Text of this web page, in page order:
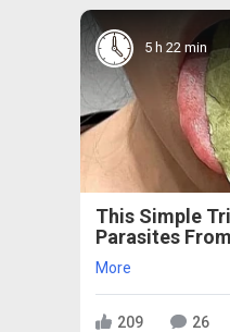
5 h 22 min
This Simple
Parasites
More
209 26